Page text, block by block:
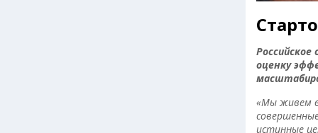
оценку
«Мы живем
истинные